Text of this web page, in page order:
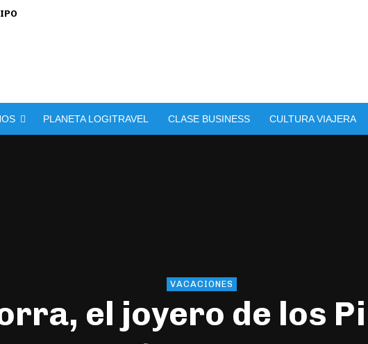
PLANETA LOGITRAVEL CLASE BUSINESS CULTURA VIAJERA
VACACIONES
el joyero de los